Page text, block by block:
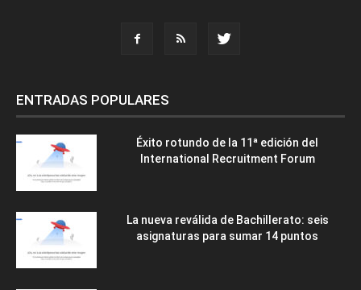
ENTRADAS POPULARES
Éxito rotundo de la 11ª edición del
International Recruitment Forum
La nueva reválida de Bachillerato: seis
asignaturas para sumar 14 puntos